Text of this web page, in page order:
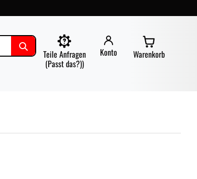
Teile Anfragen
(Passt das?))
Konto Warenkorb